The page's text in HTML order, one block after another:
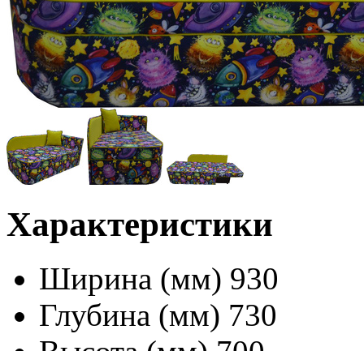
Характеристики
Ширина (мм) 930
Глубина (мм) 730